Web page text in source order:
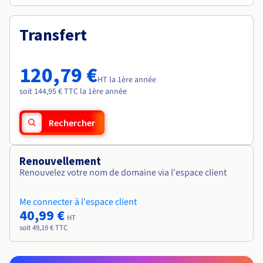
Transfert
120,79 €HT la 1ère année
soit 144,95 € TTC la 1ère année
Rechercher
Renouvellement
Renouvelez votre nom de domaine via l'espace client
Me connecter à l'espace client
40,99 € HT
soit 49,19 € TTC